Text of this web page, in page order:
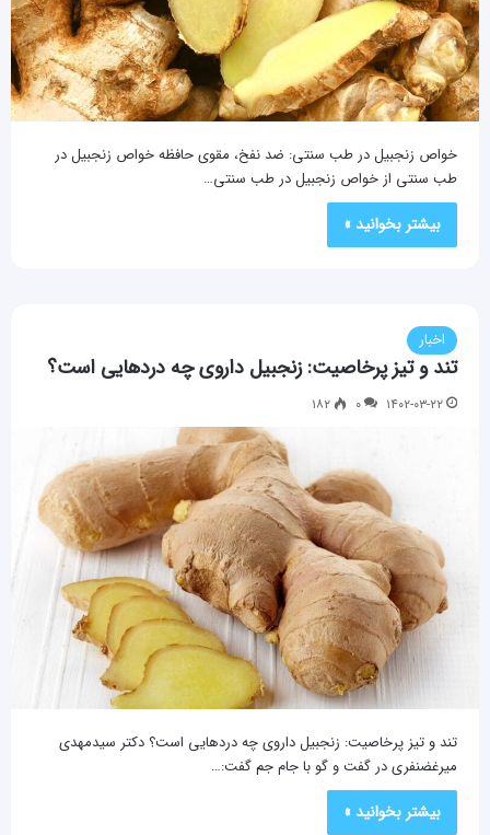
خواص زنجبیل در طب سنتی: ضد نفخ، مقوی حافظه خواص زنجبیل در
طب سنتی از خواص زنجبیل در طب سنتی…
بیشتر بخوانید »
اخبار
تند و تیز پرخاصیت: زنجبیل داروی چه دردهایی است؟
۱۴۰۲-۰۳-۲۲ ۰ ۱۸۲
تند و تیز پرخاصیت: زنجبیل داروی چه دردهایی است؟ دکتر سیدمهدی
میرغضنفری در گفت و گو با جام جم گفت:…
بیشتر بخوانید »